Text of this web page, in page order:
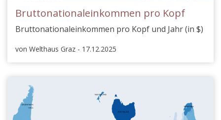
Bruttonationaleinkommen pro Kopf
Bruttonationaleinkommen pro Kopf und Jahr (in $)
von Welthaus Graz - 17.12.2025